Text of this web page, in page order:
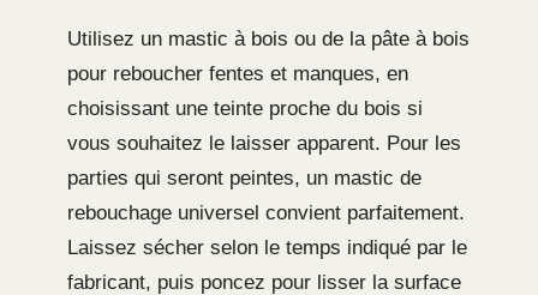
Utilisez un mastic à bois ou de la pâte à bois
pour reboucher fentes et manques, en
choisissant une teinte proche du bois si
vous souhaitez le laisser apparent. Pour les
parties qui seront peintes, un mastic de
rebouchage universel convient parfaitement.
Laissez sécher selon le temps indiqué par le
fabricant, puis poncez pour lisser la surface